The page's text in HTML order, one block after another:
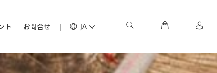
ト お問合せ JA